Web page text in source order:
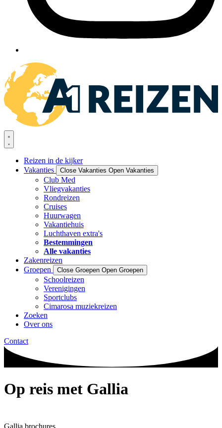
Reizen in de kijker
Vakanties
Close Vakanties Open Vakanties
Club Med
Vliegvakanties
Rondreizen
Cruises
Huurwagen
Vakantiehuis
Luchthaven extra's
Bestemmingen
Alle vakanties
Zakenreizen
Groepen
Close Groepen Open Groepen
Schoolreizen
Verenigingen
Sportclubs
Cimarosa muziekreizen
Zoeken
Over ons
Contact
Op reis met Gallia
Gallia brochures